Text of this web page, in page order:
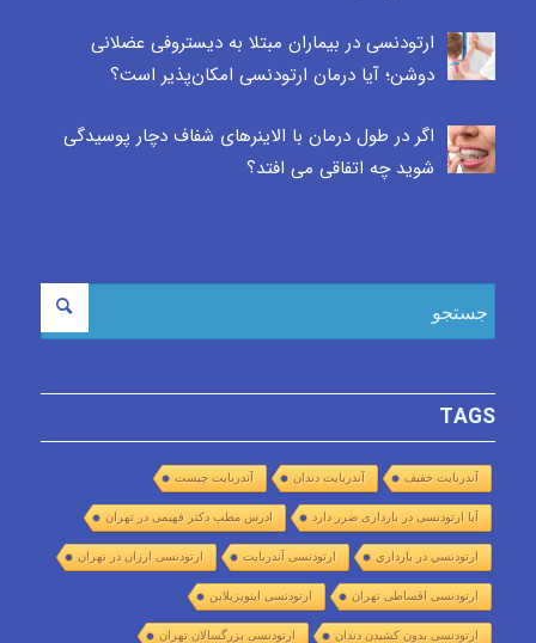
ارتودنسی در بیماران مبتلا به دیستروفی عضلانی
دوشن؛ آیا درمان ارتودنسی امکان‌پذیر است؟
اگر در طول درمان با الاینرهای شفاف دچار پوسیدگی
شوید چه اتفاقی می افتد؟
TAGS
آندربایت خفیف آندربایت دندان آندربایت چیست
آیا ارتودنسی در بارداری ضرر دارد ادرس مطب دکتر فهیمی در تهران
ارتودنسي در بارداري ارتودنسی آندربایت ارتودنسی ارزان در تهران
ارتودنسی اقساطی تهران ارتودنسی اینویزیلاین
ارتودنسی بدون کشیدن دندان ارتودنسی بزرگسالان تهران